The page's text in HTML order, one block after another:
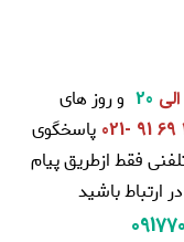
الی
و روز های
پاسخگوی
فقط ازطریق پیام
ارتباط باشید